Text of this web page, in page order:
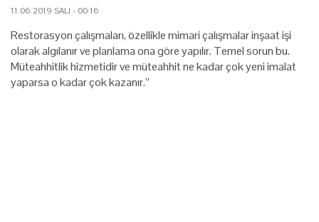
11.06.2019 SALI - 00:16
Restorasyon çalışmaları, özellikle mimari çalışmalar inşaat işi
olarak algılanır ve planlama ona göre yapılır. Temel sorun bu.
Müteahhitlik hizmetidir ve müteahhit ne kadar çok yeni imalat
yaparsa o kadar çok kazanır.”